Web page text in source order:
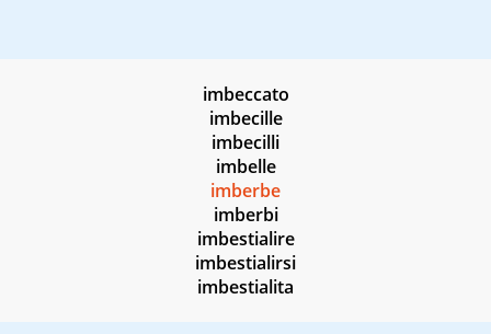
imbeccato
imbecille
imbecilli
imbelle
imberbe
imberbi
imbestialire
imbestialirsi
imbestialita